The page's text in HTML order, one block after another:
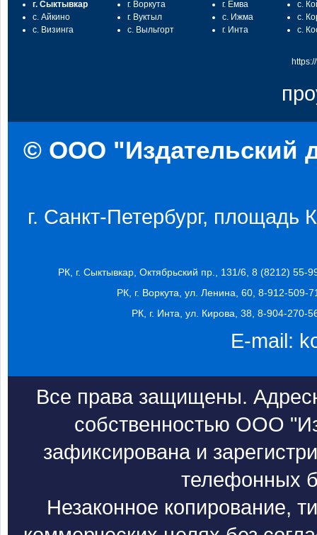
г. Сыктывкар
с. Айкино
с. Визинга
г. Воркута
г. Вуктыл
с. Выльгорт
г. Емва
с. Ижма
г. Инта
с.
с.
с.
© ООО "Издательский
г. Санкт-Петербург, площадь
РК, г. Сыктывкар, Октябрьский пр., 131/6, 8 (8212) 55-
РК, г. Воркута, ул. Ленина, 60, 8-912-509-
РК, г. Инта, ул. Кирова, 38, 8-904-270-
E-mail:
Все права защищены.
собственностью ООО
зафиксирована и
телефонных
Незаконное копирование,